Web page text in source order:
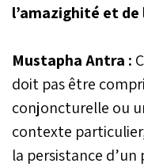
l’amazighité et
Mustapha Antra :
doit pas être
conjoncturelle ou
contexte
la persistance